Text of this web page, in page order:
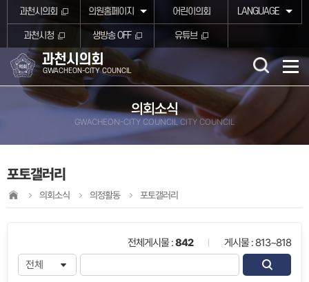
본문바로가기
과천시의회 의원홈페이지 어린이의회 LANGUAGE
과천시청 생방송 OFF 유튜브
과천시의회
GWACHEON-CITY COUNCIL
의회소식
GWACHEON-CITY COUNCIL CITY COUNCIL
포토갤러리
의회소식 의정활동 포토갤러리
전체게시물 :842 게시물 : 813~818